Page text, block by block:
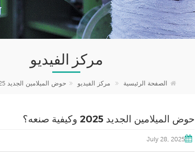
مركز الفيديو
الصفحة الرئيسية مركز الفيديو حوض الميلامين الجديد 2025 وكيفية صنعه؟
حوض الميلامين الجديد 2025 وكيفية صنعه؟
July 28, 2025